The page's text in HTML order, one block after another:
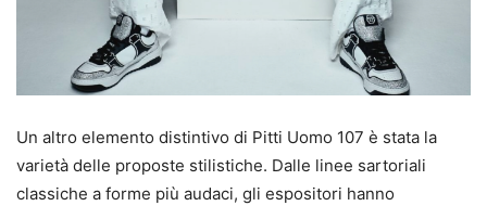
Un altro elemento distintivo di Pitti Uomo 107 è stata la
varietà delle proposte stilistiche. Dalle linee sartoriali
classiche a forme più audaci, gli espositori hanno